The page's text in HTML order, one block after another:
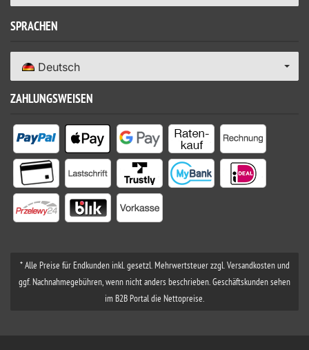
SPRACHEN
Deutsch
ZAHLUNGSWEISEN
* Alle Preise für Endkunden inkl. gesetzl. Mehrwertsteuer zzgl. Versandkosten und
ggf. Nachnahmegebühren, wenn nicht anders beschrieben. Geschäftskunden sehen
im B2B Portal die Nettopreise.